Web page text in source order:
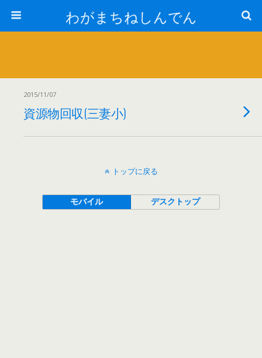
わがまちねしんでん
2015/11/07
資源物回収(三妻小)
トップに戻る
モバイル デスクトップ